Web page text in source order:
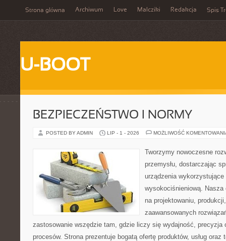
Strona główna Archiwum Love Malcziki Redakcja Spis
U-BOOT
BEZPIECZEŃSTWO I NORMY
POSTED BY ADMIN LIP - 1 - 2026 MOŻLIWOŚĆ
Tworzymy nowoczesne
przemysłu, dostarczając
urządzenia wykorzystujące
wysokociśnieniową. Nasza
na projektowaniu,
zaawansowanych
zastosowanie wszędzie tam, gdzie liczy się wydajność, precyzja
procesów. Strona prezentuje bogatą ofertę produktów, usług oraz